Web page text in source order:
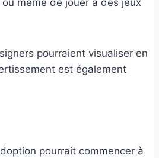
pourraient visualiser en
est également
pourrait commencer à